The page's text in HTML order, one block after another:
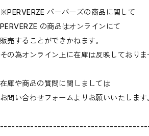
※PERVERZE パーバーズの商品に関して
PERVERZE の商品はオンラインにて
販売することができかねます。
その為オンライン上に在庫は反映しておりま
在庫や商品の質問に関しましては
お問い合わせフォームよりお願いいたします